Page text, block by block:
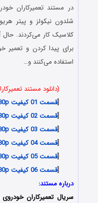
شلدون نیکولز و پیتر
کلاسیک کار می‌کردند. حال
برای پیدا کردن و
استفاده می‌کنند و…
(دانلود مستند
[قسمت 01 کیفیت 1080p
[قسمت 02 کیفیت 1080p
[قسمت 03 کیفیت 1080p
[قسمت 04 کیفیت 1080p
[قسمت 05 کیفیت 1080p
[قسمت 06 کیفیت 1080p
درباره مستند:
سریال تعمیرکاران